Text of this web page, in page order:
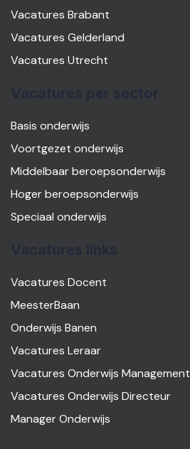
Vacatures Brabant
Vacatures Gelderland
Vacatures Utrecht
Basis onderwijs
Voortgezet onderwijs
Middelbaar beroepsonderwijs
Hoger beroepsonderwijs
Speciaal onderwijs
Vacatures Docent
MeesterBaan
Onderwijs Banen
Vacatures Leraar
Vacatures Onderwijs Management
Vacatures Onderwijs Directeur
Manager Onderwijs